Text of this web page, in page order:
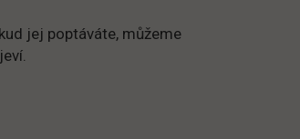
jej poptáváte, můžeme